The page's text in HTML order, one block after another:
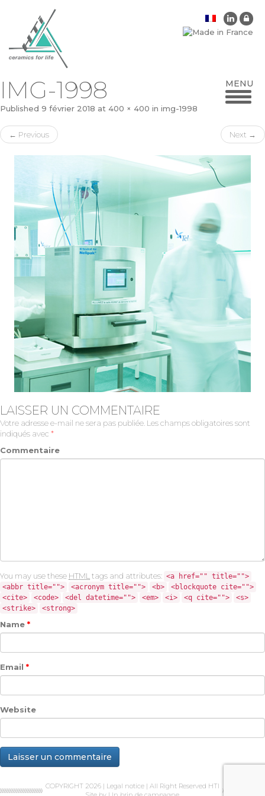
IMG-1998
Published 9 février 2018 at 400 × 400 in img-1998
← Previous Next →
LAISSER UN COMMENTAIRE
Votre adresse e-mail ne sera pas publiée. Les champs obligatoires sont
indiqués avec *
Commentaire
You may use these HTML tags and attributes: <a href="" title="">
<abbr title="">
<acronym title=""> <b>
<blockquote cite="">
<cite>
<code> <del datetime=""> <em> <i> <q cite="">
<s>
<strike>
<strong>
Name *
Email *
Website
COPYRIGHT 2026 | Legal notice | All Right Reserved HTI